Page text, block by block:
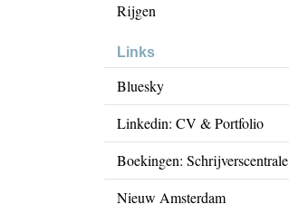
Rijgen
Links
Bluesky
Linkedin: CV & Portfolio
Boekingen: Schrijverscentrale
Nieuw Amsterdam